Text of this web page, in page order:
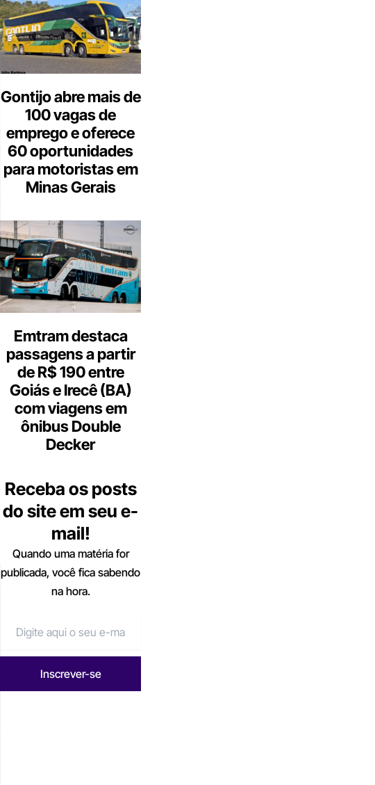
Gontijo abre mais de
100 vagas de
emprego e oferece
60 oportunidades
para motoristas em
Minas Gerais
Emtram destaca
passagens a partir
de R$ 190 entre
Goiás e Irecê (BA)
com viagens em
ônibus Double
Decker
Receba os posts
do site em seu e-
mail!
Quando uma matéria for
publicada, você fica sabendo
na hora.
Inscrever-se